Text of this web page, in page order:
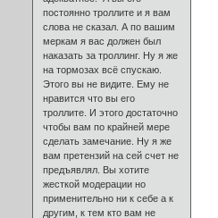
постоянно троллите и я вам
слова не сказал. А по вашим
меркам я вас должен был
наказать за троллинг. Ну я же
на тормозах всё спускаю.
Этого вы не видите. Ему не
нравится что вы его
троллите. И этого достаточно
чтобы вам по крайней мере
сделать замечание. Ну я же
вам претензий на сей счет не
предъявлял. Вы хотите
жесткой модерации но
применительно ни к себе а к
другим, к тем кто вам не